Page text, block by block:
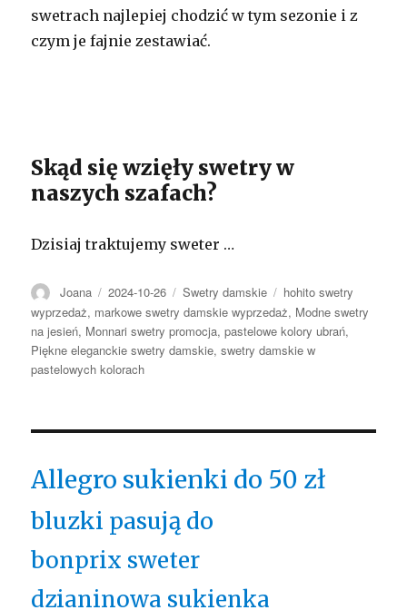
swetrach najlepiej chodzić w tym sezonie i z
czym je fajnie zestawiać.
Skąd się wzięły swetry w
naszych szafach?
Dzisiaj traktujemy sweter …
Autor
Joana Opublikowano
2024-10-26 Kategorie
Swetry damskie Tagi
hohito swetry
wyprzedaż, markowe swetry damskie wyprzedaż, Modne swetry
na jesień, Monnari swetry promocja,pastelowe kolory ubrań,
Piękne eleganckie swetry damskie,swetry damskie w
pastelowych kolorach
Allegro sukienki do 50 zł
bluzki pasują do
bonprix sweter
dzianinowa sukienka